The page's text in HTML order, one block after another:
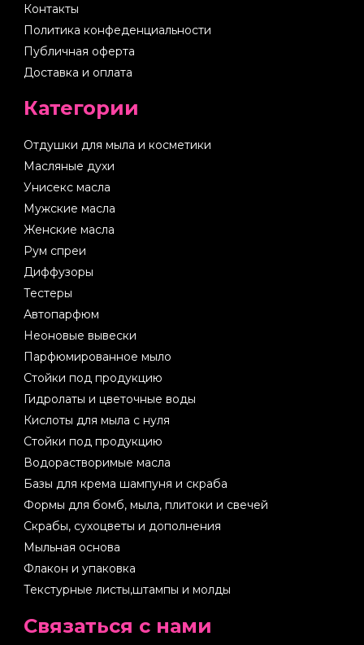
Контакты
Политика конфеденциальности
Публичная оферта
Доставка и оплата
Категории
Отдушки для мыла и косметики
Масляные духи
Унисекс масла
Мужские масла
Женские масла
Рум спреи
Диффузоры
Тестеры
Автопарфюм
Неоновые вывески
Парфюмированное мыло
Стойки под продукцию
Гидролаты и цветочные воды
Кислоты для мыла с нуля
Стойки под продукцию
Водорастворимые масла
Базы для крема шампуня и скраба
Формы для бомб, мыла, плитоки и свечей
Скрабы, сухоцветы и дополнения
Мыльная основа
Флакон и упаковка
Текстурные листы,штампы и молды
Cвязаться с нами